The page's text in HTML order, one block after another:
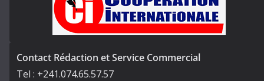
Contact Rédaction et Service Commercial
Tel : +241.074.65.57.57